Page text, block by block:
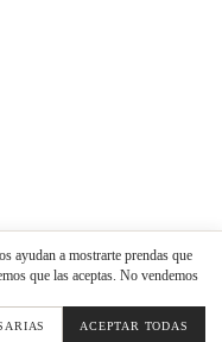
ayudan a mostrarte prendas que
que las aceptas. No vendemos
ACEPTAR TODAS